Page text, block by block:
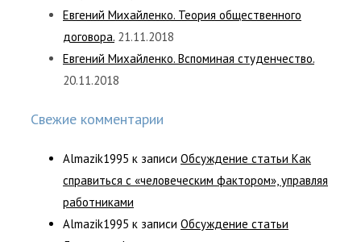
Евгений Михайленко. Теория общественного
договора. 21.11.2018
Евгений Михайленко. Вспоминая студенчество.
20.11.2018
Свежие комментарии
Almazik1995 к записи Обсуждение статьи Как
справиться с «человеческим фактором», управляя
работниками
Almazik1995 к записи Обсуждение статьи